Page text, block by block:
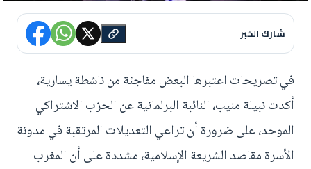
شارك الخبر
في تصريحات اعتبرها البعض مفاجئة من ناشطة يسارية،
أكدت نبيلة منيب، النائبة البرلمانية عن الحزب الاشتراكي
الموحد، على ضرورة أن تراعي التعديلات المرتقبة في مدونة
الأسرة مقاصد الشريعة الإسلامية، مشددة على أن المغرب